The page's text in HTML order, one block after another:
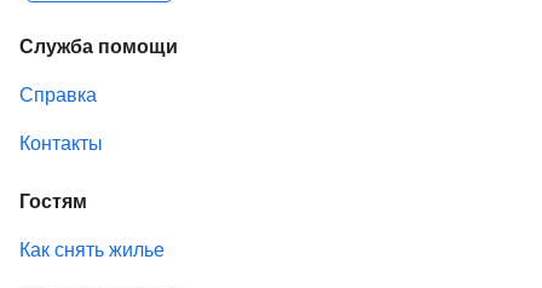
Служба помощи
Справка
Контакты
Гостям
Как снять жилье